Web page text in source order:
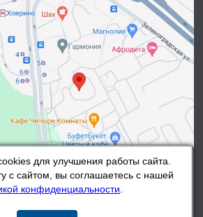
для улучшения работы сайта.
с сайтом, вы соглашаетесь с нашей
конфиденциальности